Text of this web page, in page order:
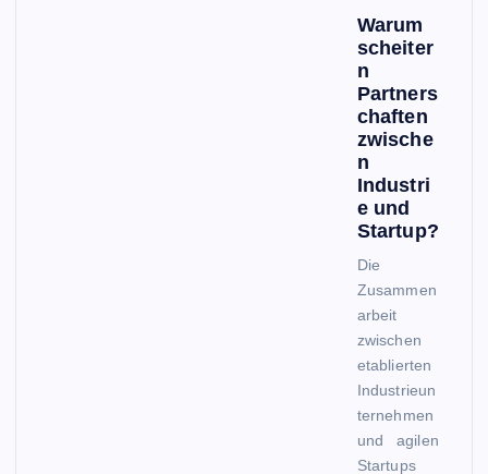
Warum
scheiter
n
Partners
chaften
zwische
n
Industri
e und
Startup?
Die
Zusammen
arbeit
zwischen
etablierten
Industrieun
ternehmen
und agilen
Startups